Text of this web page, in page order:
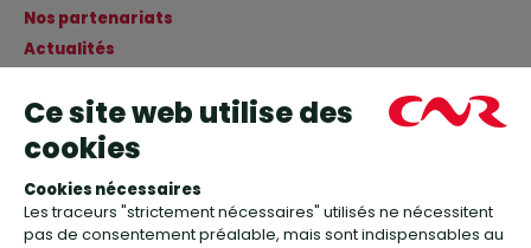
Nos partenariats
Actualités